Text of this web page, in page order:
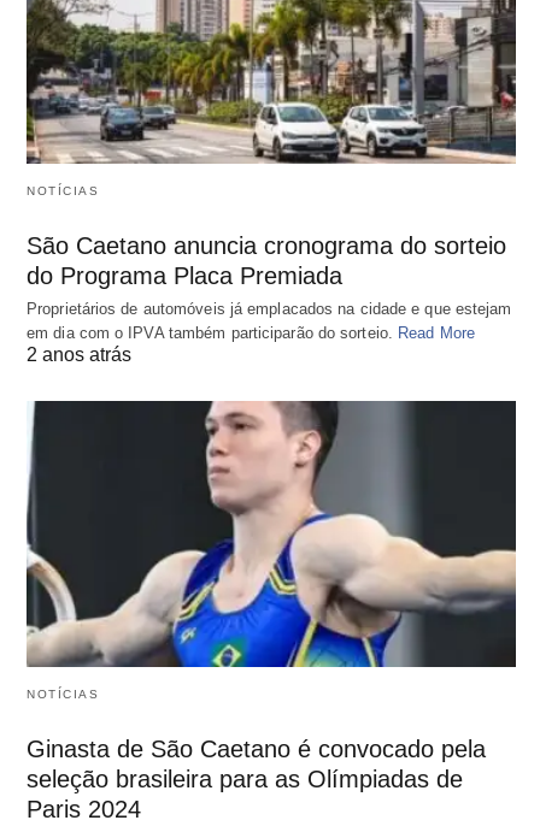
NOTÍCIAS
São Caetano anuncia cronograma do sorteio
do Programa Placa Premiada
Proprietários de automóveis já emplacados na cidade e que estejam
em dia com o IPVA também participarão do sorteio. Read More
2 anos atrás
NOTÍCIAS
Ginasta de São Caetano é convocado pela
seleção brasileira para as Olímpiadas de
Paris 2024